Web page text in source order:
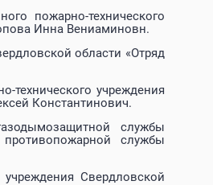
пожарно-технического
Инна Вениаминовн.
области «Отряд
технического учреждения
Константинович.
службы
противопожарной службы
Свердловской